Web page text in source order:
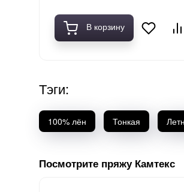
Полушерсть
Хлопок 100%
В корзину
Тэги:
100% лён Тонкая
Посмотрите пряжу Камтекс